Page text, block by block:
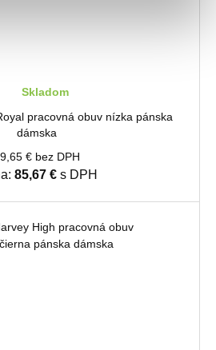
Skladom
pracovná obuv nízka pánska
dámska
€ bez DPH
85,67 €s DPH